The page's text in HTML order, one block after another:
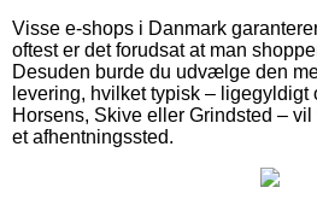
Visse e-shops i Danmark
oftest er det forudsat at man
Desuden burde du udvælge den
levering, hvilket typisk – ligegyldigt
Horsens, Skive eller Grindsted –
et afhentningssted.